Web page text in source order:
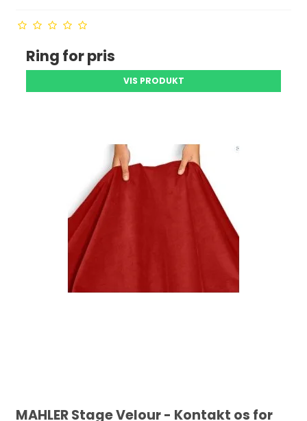
Ring for pris
VIS PRODUKT
MAHLER Stage Velour - Kontakt os for